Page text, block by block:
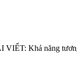
VIẾT: Khả năng